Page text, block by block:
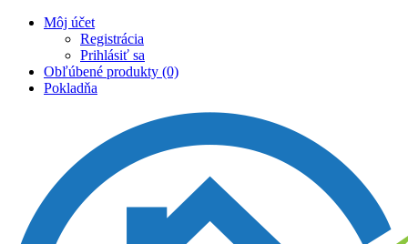
Môj účet
Registrácia
Prihlásiť sa
Obľúbené produkty (0)
Pokladňa